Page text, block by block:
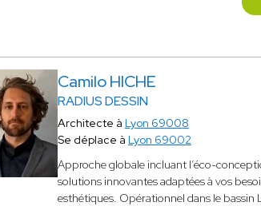
Camilo HICHE
RADIUS DESSIN
Architecte à Lyon 69008
Se déplace à Lyon 69002
Approche globale incluant l’éco-
solutions innovantes adaptées à vos
esthétiques. Opérationnel dans le bassin